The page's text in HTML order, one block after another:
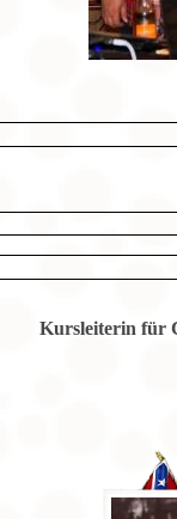
Kursleiterin für